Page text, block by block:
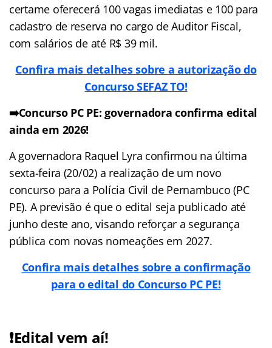
certame oferecerá 100 vagas imediatas e 100 para
cadastro de reserva no cargo de Auditor Fiscal,
com salários de até R$ 39 mil.
Confira mais detalhes sobre a autorização do
Concurso SEFAZ TO!
➡️Concurso PC PE: governadora confirma edital
ainda em 2026!
A governadora Raquel Lyra confirmou na última
sexta-feira (20/02) a realização de um novo
concurso para a Polícia Civil de Pernambuco (PC
PE). A previsão é que o edital seja publicado até
junho deste ano, visando reforçar a segurança
pública com novas nomeações em 2027.
Confira mais detalhes sobre a confirmação
para o edital do Concurso PC PE!
❗Edital vem aí!